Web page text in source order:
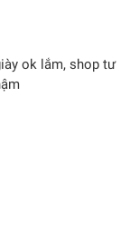
ok lắm, shop tư